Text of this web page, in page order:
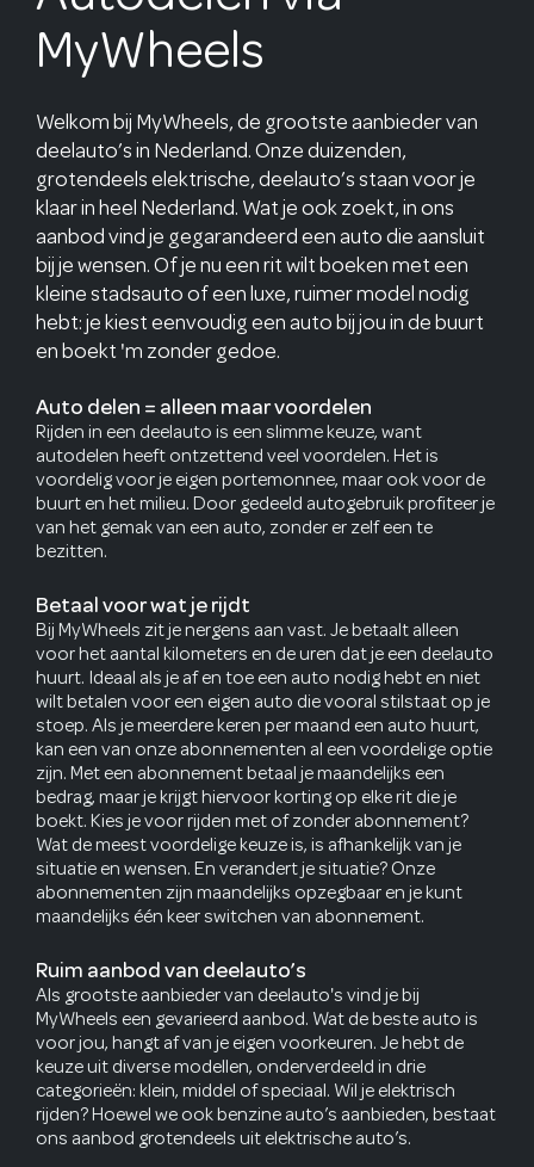
MyWheels
Welkom bij MyWheels, de grootste aanbieder van
deelauto’s in Nederland. Onze duizenden,
grotendeels elektrische, deelauto’s staan voor je
klaar in heel Nederland. Wat je ook zoekt, in ons
aanbod vind je gegarandeerd een auto die aansluit
bij je wensen. Of je nu een rit wilt boeken met een
kleine stadsauto of een luxe, ruimer model nodig
hebt: je kiest eenvoudig een auto bij jou in de buurt
en boekt 'm zonder gedoe.
Auto delen = alleen maar voordelen
Rijden in een deelauto is een slimme keuze, want
autodelen heeft ontzettend veel voordelen. Het is
voordelig voor je eigen portemonnee, maar ook voor de
buurt en het milieu. Door gedeeld autogebruik profiteer je
van het gemak van een auto, zonder er zelf een te
bezitten.
Betaal voor wat je rijdt
Bij MyWheels zit je nergens aan vast. Je betaalt alleen
voor het aantal kilometers en de uren dat je een deelauto
huurt. Ideaal als je af en toe een auto nodig hebt en niet
wilt betalen voor een eigen auto die vooral stilstaat op je
stoep. Als je meerdere keren per maand een auto huurt,
kan een van onze abonnementen al een voordelige optie
zijn. Met een abonnement betaal je maandelijks een
bedrag, maar je krijgt hiervoor korting op elke rit die je
boekt. Kies je voor rijden met of zonder abonnement?
Wat de meest voordelige keuze is, is afhankelijk van je
situatie en wensen. En verandert je situatie? Onze
abonnementen zijn maandelijks opzegbaar en je kunt
maandelijks één keer switchen van abonnement.
Ruim aanbod van deelauto’s
Als grootste aanbieder van deelauto's vind je bij
MyWheels een gevarieerd aanbod. Wat de beste auto is
voor jou, hangt af van je eigen voorkeuren. Je hebt de
keuze uit diverse modellen, onderverdeeld in drie
categorieën: klein, middel of speciaal. Wil je elektrisch
rijden? Hoewel we ook benzine auto’s aanbieden, bestaat
ons aanbod grotendeels uit elektrische auto’s.